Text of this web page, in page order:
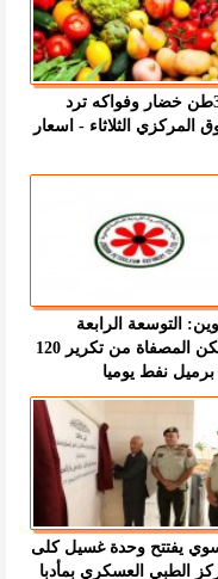
3341طن خضار وفواكه ترد
المركزي الثلاثاء - اسعار
التوسعة الرابعة
ستمكن المصفاة من تكرير 120
برميل نفط يوميا
يفتتح وحدة غسيل كلى
الطبي العسكري بمأدبا